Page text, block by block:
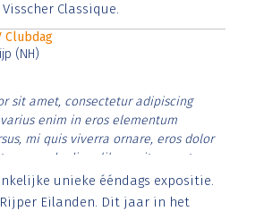
Classique.
Clubdag
(NH)
sit amet, consectetur adipiscing
enim in eros elementum
mi quis viverra ornare, eros dolor
commodo diam libero vitae erat.
et justo cursus id rutrum lorem
sem vitae risus tristique posuere.
unieke ééndags expositie.
Eilanden. Dit jaar in het